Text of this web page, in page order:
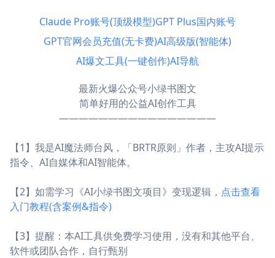
Claude Pro账号(顶级模型)GPT Plus国内账号
GPT官网会员充值(无卡费)AI高级版(智能体)
AI爆文工具(一键创作)AI导航
最新火爆公众号小绿书图文
简单好用的公益AI创作工具
————————————————
【1】我是AI魔法师台风，「BRTR原则」作者，主攻AI提示
指令、AI自媒体和AI智能体。
【2】如需学习《AI小绿书图文项目》变现逻辑， 点击查看
入门教程(含案例&指令)
【3】提醒：本AI工具供免费学习使用，没有和其他平台、
软件或团队合作，自行甄别